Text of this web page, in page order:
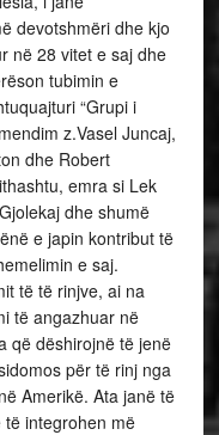
devotshmëri dhe kjo
në 28 vitet e saj dhe
tubimin e
“Grupi i
z.Vasel Juncaj,
dhe Robert
emra si Lek
dhe shumë
e japin kontribut të
e saj.
të të rinjve, ai na
të angazhuar në
që dëshirojnë të jenë
për të rinj nga
Amerikë. Ata janë të
integrohen më